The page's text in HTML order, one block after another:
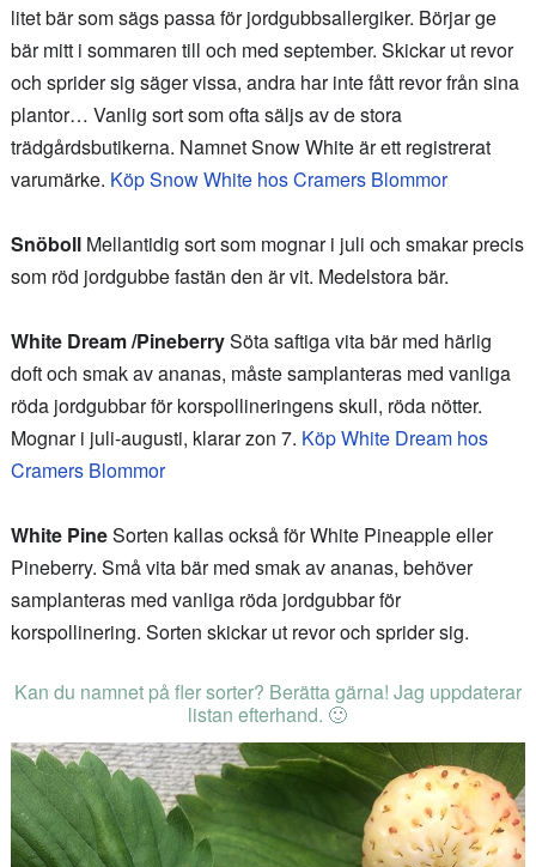
litet bär som sägs passa för jordgubbsallergiker. Börjar ge
bär mitt i sommaren till och med september. Skickar ut revor
och sprider sig säger vissa, andra har inte fått revor från sina
plantor… Vanlig sort som ofta säljs av de stora
trädgårdsbutikerna. Namnet Snow White är ett registrerat
varumärke. Köp Snow White hos Cramers Blommor
SnöbollMellantidig sort som mognar i juli och smakar precis
som röd jordgubbe fastän den är vit. Medelstora bär.
White Dream /PineberrySöta saftiga vita bär med härlig
doft och smak av ananas, måste samplanteras med vanliga
röda jordgubbar för korspollineringens skull, röda nötter.
Mognar i juli-augusti, klarar zon 7. Köp White Dream hos
Cramers Blommor
White PineSorten kallas också för White Pineapple eller
Pineberry. Små vita bär med smak av ananas, behöver
samplanteras med vanliga röda jordgubbar för
korspollinering. Sorten skickar ut revor och sprider sig.
Kan du namnet på fler sorter? Berätta gärna! Jag uppdaterar
listan efterhand. 🙂